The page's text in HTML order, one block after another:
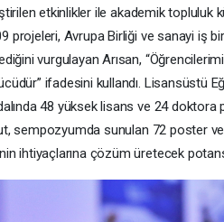
etkinlikler ile akademik topluluk
projeleri, Avrupa Birliği ve sanayi iş
vurgulayan Arısan,
ifadesini kullandı. Lisansüstü
48 yüksek lisans ve 24 doktora
sempozyumda sunulan 72 poster
ihtiyaçlarına çözüm üretecek